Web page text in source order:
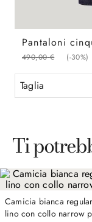
490,00 € (-30%)
Taglia
Ti
Camicia bianca regular fit in
lino con collo narrow